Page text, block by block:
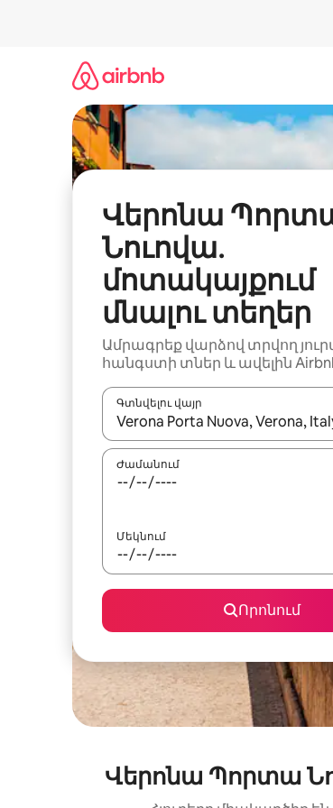
Վերոնա
Նուովա․
մոտակայքում
մնալու տեղեր
Ամրագրեք վարձով տրվող
հանգստի տներ և ավելին
Գտնվելու վայր
Երբ արդյունքները հասանելի
Ժամանում
Մեկնում
Որոնում
Վերոնա Պորտա